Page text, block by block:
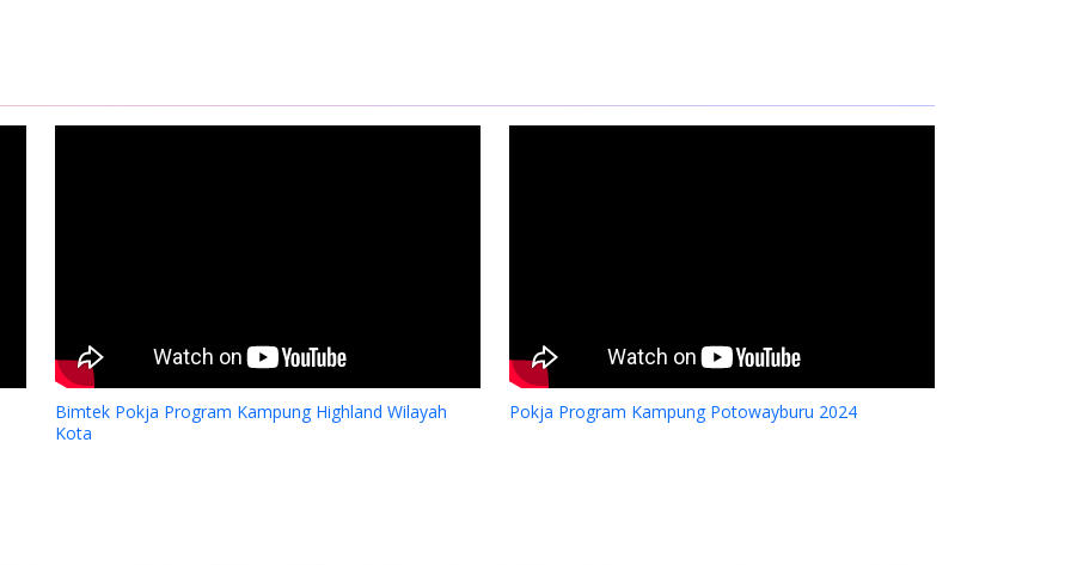
Bimtek Pokja Program Kampung Highland Wilayah
Kota
Pokja Program Kampung Potowayburu 2024